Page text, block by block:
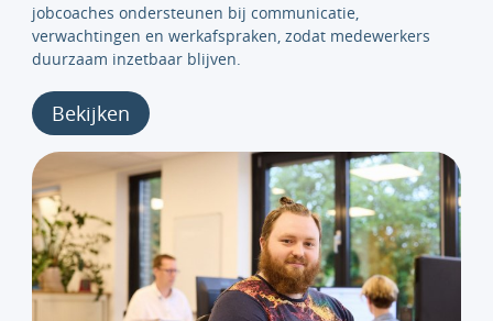
jobcoaches ondersteunen bij communicatie,
verwachtingen en werkafspraken, zodat medewerkers
duurzaam inzetbaar blijven.
Bekijken